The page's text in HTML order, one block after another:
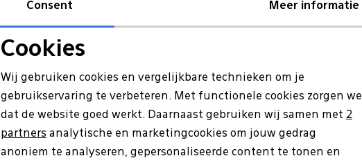
Analytische cookies Marketing cookies
Consent Meer informatie
Cookies
Wij gebruiken cookies en vergelijkbare technieken om je
gebruikservaring te verbeteren. Met functionele cookies zorgen we
dat de website goed werkt. Daarnaast gebruiken wij samen met 2
partners analytische en marketingcookies om jouw gedrag
anoniem te analyseren, gepersonaliseerde content te tonen en